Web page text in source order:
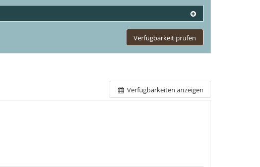
Verfügbarkeit prüfen
Verfügbarkeiten anzeigen